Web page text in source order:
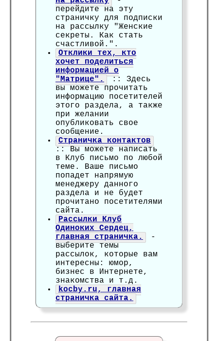
перейдите на эту
страничку для подписки
на рассылку "Женские
секреты. Как стать
счастливой.".
Отклики тех, кто
хочет поделиться
информацией о
"Матрице". :: Здесь
вы можете прочитать
информацию посетителей
этого раздела, а также
при желании
опубликовать свое
сообщение.
Страничка контактов
:: Вы можете написать
в Клуб письмо по любой
теме. Ваше письмо
попадет напрямую
менеджеру данного
раздела и не будет
прочитано посетителями
сайта.
Рассылки Клуб
Одиноких Сердец,
главная страничка.
-
выберите темы
рассылок, которые вам
интересны: юмор,
бизнес в Интернете,
знакомства и т.д.
kocby.ru, главная
страничка сайта.